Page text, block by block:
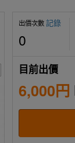
出價次數記錄
0
目前出價
6,000円